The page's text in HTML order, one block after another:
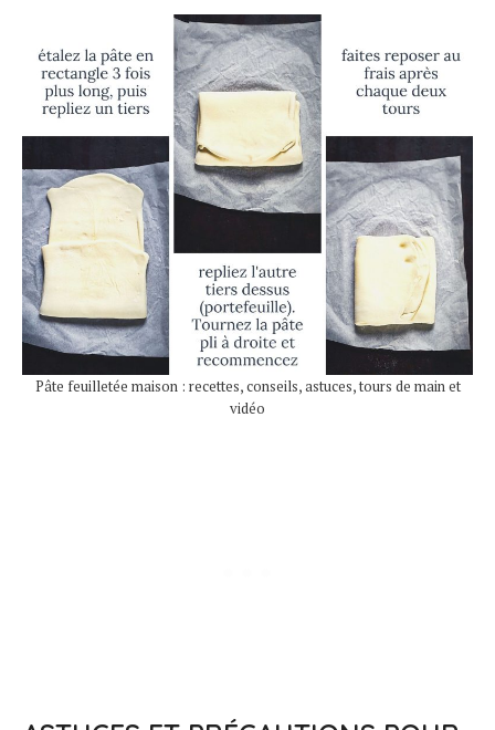
Pâte feuilletée maison : recettes, conseils, astuces, tours de main et
vidéo